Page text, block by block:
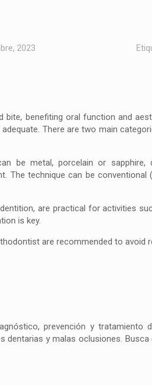
2023
benefiting oral function and
There are two main
be metal, porcelain or sapphire,
The technique can be
are practical for activities
is key.
are recommended to avoid
prevención y tratamiento
y malas oclusiones.